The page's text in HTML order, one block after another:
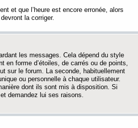
et que l’heure est encore erronée, alors
la corriger.
les messages. Cela dépend du style
en forme d’étoiles, de carrés ou de points,
sur le forum. La seconde, habituellement
ou personnelle à chaque utilisateur.
dont ils sont mis à disposition. Si
demandez lui ses raisons.